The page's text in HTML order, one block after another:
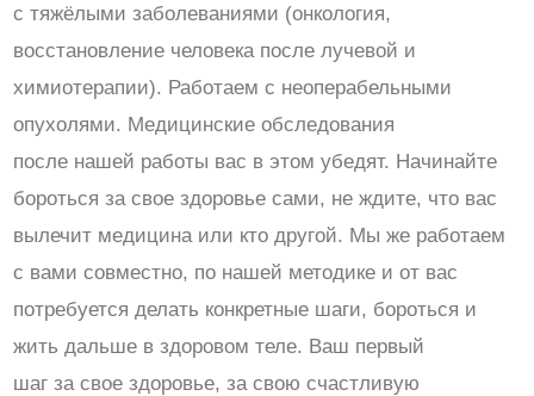
с тяжёлыми заболеваниями (онкология,
восстановление человека после лучевой и
химиотерапии). Работаем с неоперабельными
опухолями. Медицинские обследования
после нашей работы вас в этом убедят. Начинайте
бороться за свое здоровье сами, не ждите, что вас
вылечит медицина или кто другой. Мы же работаем
с вами совместно, по нашей методике и от вас
потребуется делать конкретные шаги, бороться и
жить дальше в здоровом теле. Ваш первый
шаг за свое здоровье, за свою счастливую